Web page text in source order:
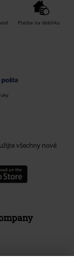
Platba na dobírku
všechny nové